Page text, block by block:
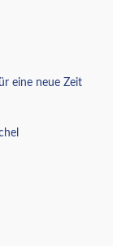
eine neue Zeit